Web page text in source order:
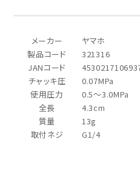
メーカー
ヤマホ
製品コード
321316
JANコード
チャッキ圧
0.07MPa
使用圧力
0.5～3.0MPa
全長
4.3cm
質量
13g
取付ネジ
G1/4